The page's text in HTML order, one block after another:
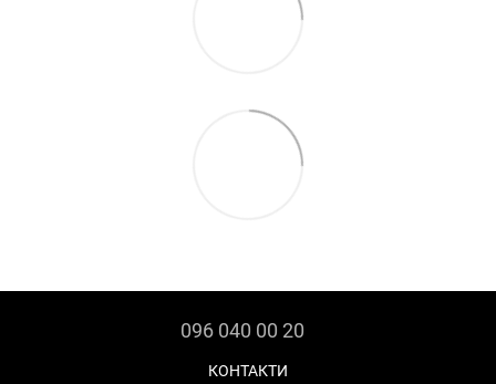
096 040 00 20
КОНТАКТИ